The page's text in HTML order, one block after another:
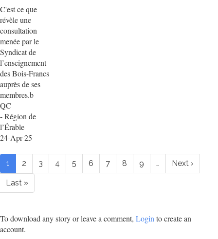
C'est ce que
révèle une
consultation
menée par le
Syndicat de
l’enseignement
des Bois-Francs
auprès de ses
membres.b
QC
- Région de
l’Érable
24-Apr-25
Current
page
1 Page
2 Page
3 Page
4 Page
5 Page
6 Page
7 Page
8 Page
9 …
Next
page
Next ›
Last
page
Last »
To download any story or leave a comment, Loginto create an
account.